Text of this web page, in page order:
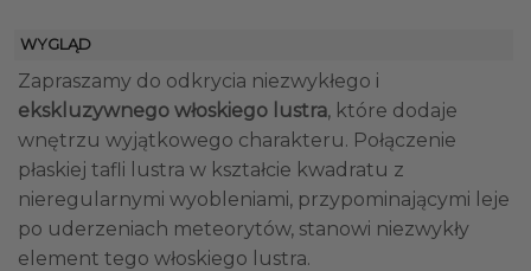
WYGLĄD
Zapraszamy do odkrycia niezwykłego i
ekskluzywnego włoskiego lustra, które dodaje
wnętrzu wyjątkowego charakteru. Połączenie
płaskiej tafli lustra w kształcie kwadratu z
nieregularnymi wyobleniami, przypominającymi leje
po uderzeniach meteorytów, stanowi niezwykły
element tego włoskiego lustra.